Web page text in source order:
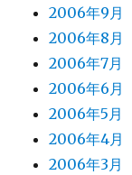
2006年9月
2006年8月
2006年7月
2006年6月
2006年5月
2006年4月
2006年3月